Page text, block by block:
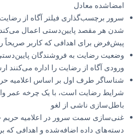
امضاشده معادل
سرور برچسب‌گذاری فیلتر آگاه از
شدن هر مقصد پایین‌دستی اعمال
پیش‌فرض برای اهدافی که کاربر صریحاً
وضعیت رضایت به فروشندگان
ورودی آگاه از رضایت را اداره می‌کنند
شناساگر طرف اول بر اساس اعلامیه
شرایط رضایت است، با یک چرخه عمر
باطل‌سازی ناشی از لغو
غنی‌سازی سمت سرور در اعلامیه
دسته‌های داده اضافه‌شده و اهدافی که